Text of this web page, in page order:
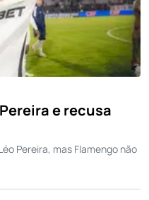
e recusa
Pereira, mas Flamengo não